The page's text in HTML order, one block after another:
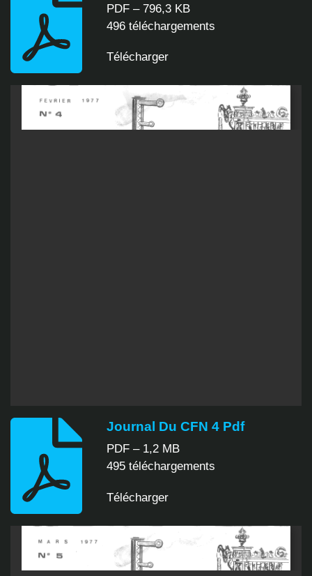
PDF – 796,3 KB
496 téléchargements
Télécharger
Journal Du CFN 4 Pdf
PDF – 1,2 MB
495 téléchargements
Télécharger